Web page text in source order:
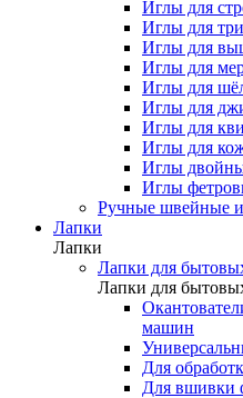
Иглы для
Иглы для
Иглы для
Иглы для
Иглы для
Иглы для
Иглы для
Иглы для
Иглы
Иглы
Ручные швейные
Лапки
Лапки
Лапки для
Лапки для
машин
Для
Для вшивки